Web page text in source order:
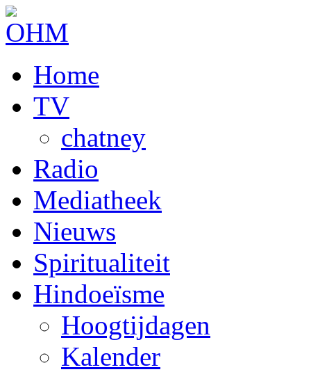
Home
TV
chatney
Radio
Mediatheek
Nieuws
Spiritualiteit
Hindoeïsme
Hoogtijdagen
Kalender